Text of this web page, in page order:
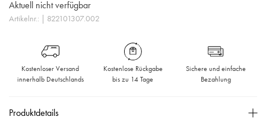
Aktuell nicht verfügbar
Artikelnr.: | 822101307.002
Kostenloser Versand
innerhalb Deutschlands
Kostenlose Rückgabe
bis zu 14 Tage
Sichere und einfache
Bezahlung
Produktdetails